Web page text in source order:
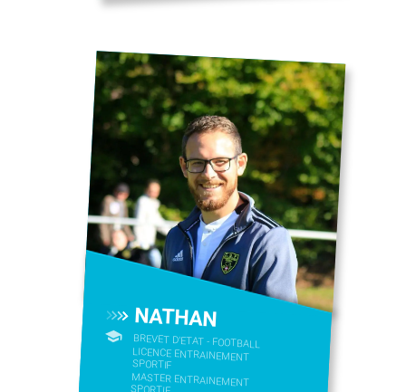
NATHAN
BREVET D'ETAT - FOOTBALL
LICENCE ENTRAINEMENT
SPORTIF
MASTER ENTRAINEMENT